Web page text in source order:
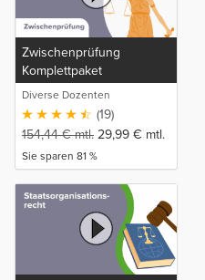
Zwischenprüfung
Komplettpaket
Diverse Dozenten
(19)
154,44€mtl. 29,99 € mtl.
Sie sparen 81 %